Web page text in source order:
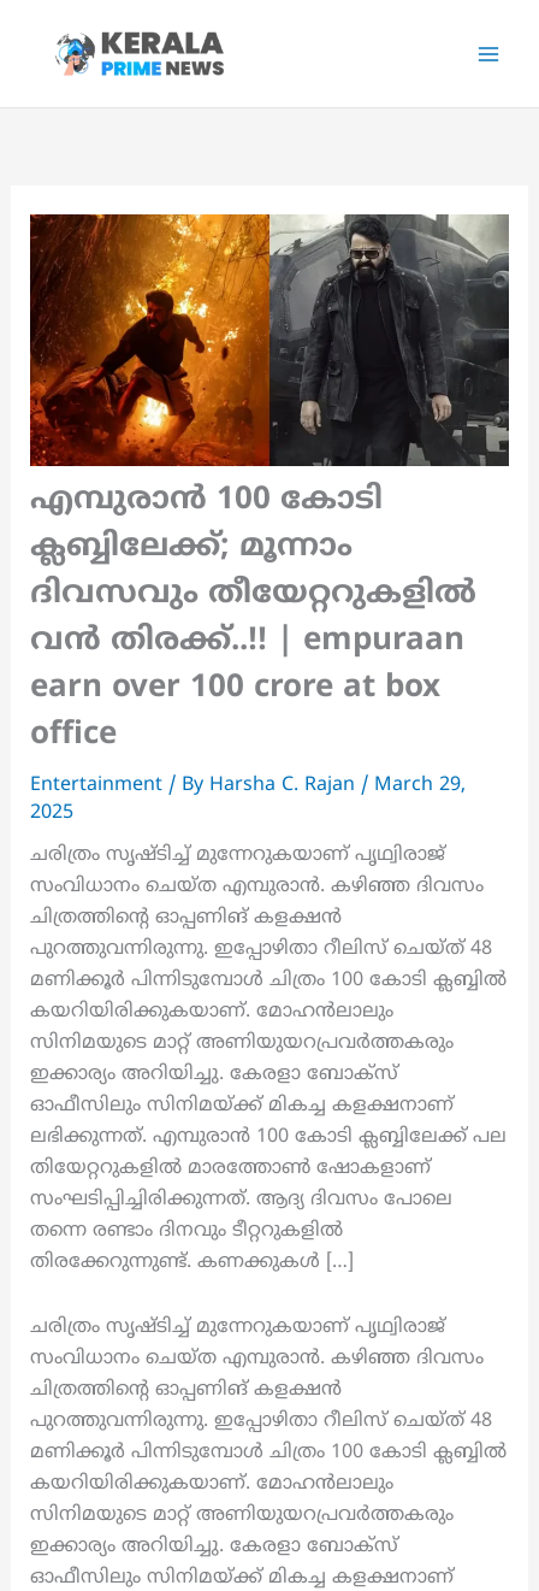
content
എമ്പുരാൻ 100 കോടി
ക്ലബ്ബിലേക്ക്; മൂന്നാം
ദിവസവും തീയേറ്ററുകളിൽ
വൻ തിരക്ക്..!! | empuraan
earn over 100 crore at box
office
Entertainment/ By Harsha C. Rajan / March 29,
2025
ചരിത്രം സൃഷ്ടിച്ച് മുന്നേറുകയാണ് പൃഥ്വിരാജ്
സംവിധാനം ചെയ്ത എമ്പുരാൻ. കഴിഞ്ഞ ദിവസം
ചിത്രത്തിന്റെ ഓപ്പണിങ് കളക്ഷൻ
പുറത്തുവന്നിരുന്നു. ഇപ്പോഴിതാ റീലിസ് ചെയ്ത് 48
മണിക്കൂർ പിന്നിടുമ്പോൾ ചിത്രം 100 കോടി ക്ലബ്ബിൽ
കയറിയിരിക്കുകയാണ്. മോഹൻലാലും
സിനിമയുടെ മാറ്റ് അണിയുയറപ്രവർത്തകരും
ഇക്കാര്യം അറിയിച്ചു. കേരളാ ബോക്സ്
ഓഫീസിലും സിനിമയ്ക്ക് മികച്ച കളക്ഷനാണ്
ലഭിക്കുന്നത്. എമ്പുരാൻ 100 കോടി ക്ലബ്ബിലേക്ക് പല
തിയേറ്ററുകളിൽ മാരത്തോൺ ഷോകളാണ്
സംഘടിപ്പിച്ചിരിക്കുന്നത്. ആദ്യ ദിവസം പോലെ
തന്നെ രണ്ടാം ദിനവും ടീറ്ററുകളിൽ
തിരക്കേറുന്നുണ്ട്. കണക്കുകൾ […]
ചരിത്രം സൃഷ്ടിച്ച് മുന്നേറുകയാണ് പൃഥ്വിരാജ്
സംവിധാനം ചെയ്ത എമ്പുരാൻ. കഴിഞ്ഞ ദിവസം
ചിത്രത്തിന്റെ ഓപ്പണിങ് കളക്ഷൻ
പുറത്തുവന്നിരുന്നു. ഇപ്പോഴിതാ റീലിസ് ചെയ്ത് 48
മണിക്കൂർ പിന്നിടുമ്പോൾ ചിത്രം 100 കോടി ക്ലബ്ബിൽ
കയറിയിരിക്കുകയാണ്. മോഹൻലാലും
സിനിമയുടെ മാറ്റ് അണിയുയറപ്രവർത്തകരും
ഇക്കാര്യം അറിയിച്ചു. കേരളാ ബോക്സ്
ഓഫീസിലും സിനിമയ്ക്ക് മികച്ച കളക്ഷനാണ്